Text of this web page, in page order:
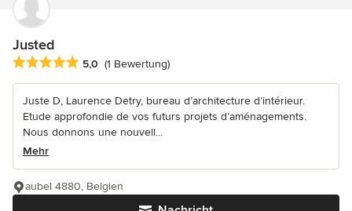
Justed
Durchschnittliche Bewertung: 5 von 5 Sternen
5,0 (1 Bewertung)
Juste D, Laurence Detry, bureau d’architecture d’intérieur.
Etude approfondie de vos futurs projets d’aménagements.
Nous donnons une nouvell...
Mehr
aubel 4880, Belgien